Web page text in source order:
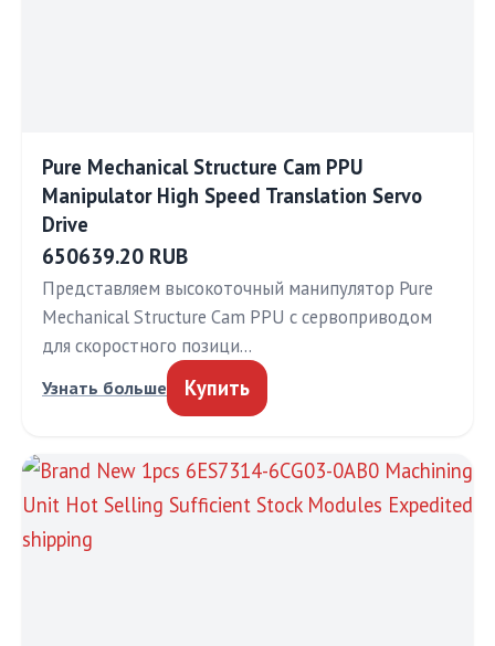
Pure Mechanical Structure Cam PPU
Manipulator High Speed Translation Servo
Drive
650639.20 RUB
Представляем высокоточный манипулятор Pure
Mechanical Structure Cam PPU с сервоприводом
для скоростного позици…
Узнать больше Купить